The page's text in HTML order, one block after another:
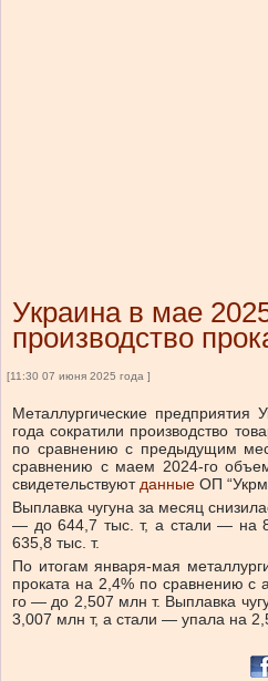
Украина в мае
производство
[11:30 07 июня 2025 года ]
Металлургические
года сократили производство
по сравнению с предыдущим
сравнению с маем 2024-го
свидетельствуютданные ОП
Выплавка чугуна за месяц
— до 644,7 тыс. т, а стали — на
635,8 тыс. т.
По итогам января-мая
проката на 2,4% по сравнению с
го — до 2,507 млн т. Выплавка
3,007 млн т, а стали — упала на